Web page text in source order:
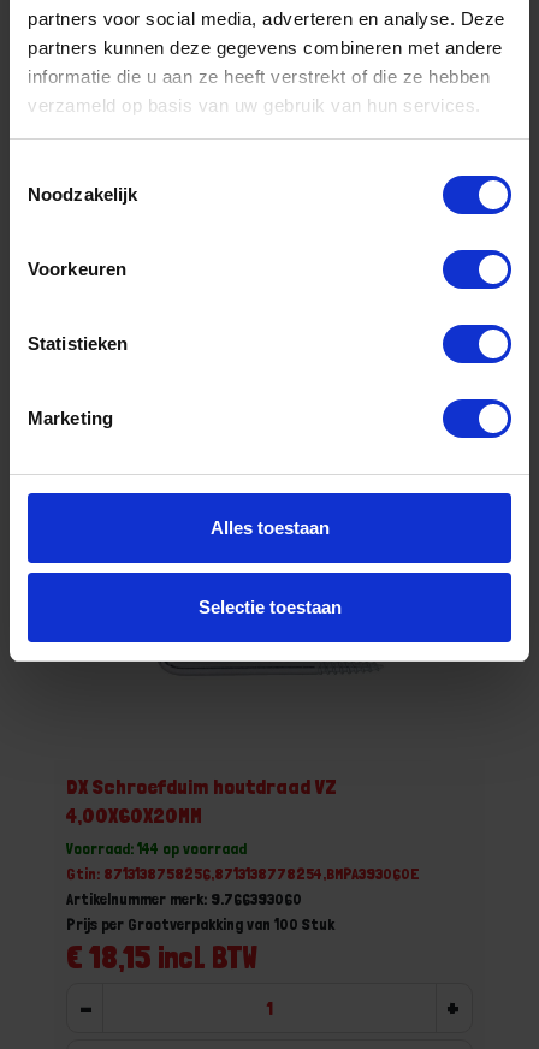
partners voor social media, adverteren en analyse. Deze
partners kunnen deze gegevens combineren met andere
informatie die u aan ze heeft verstrekt of die ze hebben
verzameld op basis van uw gebruik van hun services.
Noodzakelijk
Voorkeuren
Statistieken
Marketing
Alles toestaan
Selectie toestaan
DX Schroefduim houtdraad VZ 3,45X50X18MM
Gtin: 8713138758201,8713138778209,BMPA393050E
€ 13,31 incl. BTW
- +
DX Schroefduim houtdraad VZ
4,00X60X20MM
Voorraad: 144 op voorraad
Gtin: 8713138758256,8713138778254,BMPA393060E
Artikelnummer merk: 9.766393060
€ 18,15 incl. BTW
Prijs per Grootverpakking van 100 Stuk
- +